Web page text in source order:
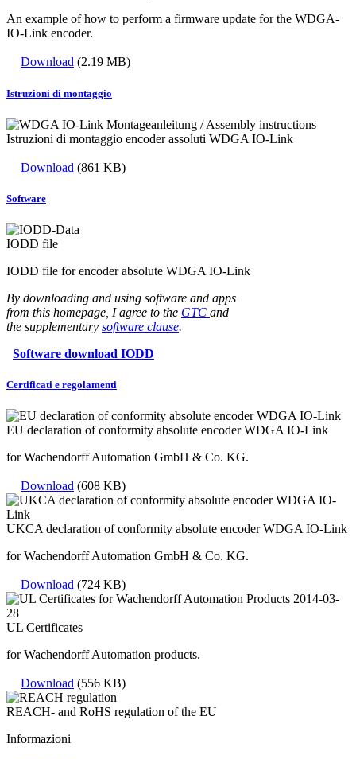
An example of how to perform a firmware update for the WDGA-
IO-Link encoder.
Download (2.19 MB)
Istruzioni di montaggio
Istruzioni di montaggio encoder assoluti WDGA IO-Link
Download (861 KB)
Software
IODD file
IODD file for encoder absolute WDGA IO-Link
By downloading and using software and apps
from this homepage, I agree to the GTC and
the supplementary software clause.
Software download IODD
Certificati e regolamenti
EU declaration of conformity absolute encoder WDGA IO-Link
for Wachendorff Automation GmbH & Co. KG.
Download (608 KB)
UKCA declaration of conformity absolute encoder WDGA IO-Link
for Wachendorff Automation GmbH & Co. KG.
Download (724 KB)
UL Certificates
for Wachendorff Automation products.
Download (556 KB)
REACH- and RoHS regulation of the EU
Informazioni